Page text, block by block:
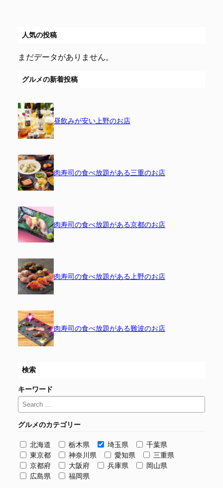
人気の投稿
まだデータがありません。
グルメの新着投稿
昼飲みが安い上野のお店
肉寿司の食べ放題がある三重のお店
肉寿司の食べ放題がある京都のお店
肉寿司の食べ放題がある上野のお店
肉寿司の食べ放題がある難波のお店
検索
キーワード
グルメのカテゴリー
北海道 栃木県 埼玉県
千葉県
東京都
神奈川県 愛知県
三重県
京都府
大阪府 兵庫県
岡山県
広島県
福岡県